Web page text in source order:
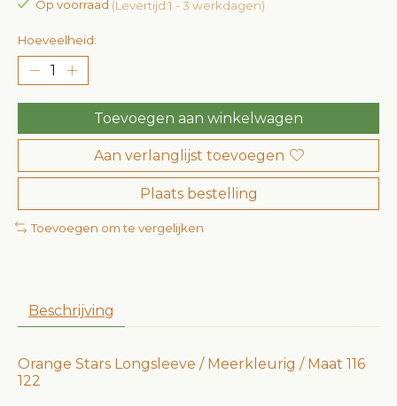
Op voorraad (Levertijd:1 - 3 werkdagen)
Hoeveelheid:
Toevoegen aan winkelwagen
Aan verlanglijst toevoegen
Plaats bestelling
Toevoegen om te vergelijken
Beschrijving
Orange Stars Longsleeve / Meerkleurig / Maat 116
122